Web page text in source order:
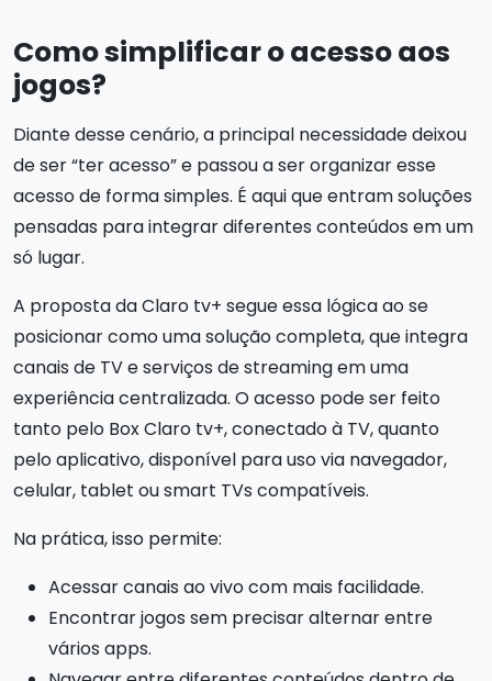
Como simplificar o acesso aos
jogos?
Diante desse cenário, a principal necessidade deixou
de ser “ter acesso” e passou a ser organizar esse
acesso de forma simples. É aqui que entram soluções
pensadas para integrar diferentes conteúdos em um
só lugar.
A proposta da Claro tv+ segue essa lógica ao se
posicionar como uma solução completa, que integra
canais de TV e serviços de streaming em uma
experiência centralizada. O acesso pode ser feito
tanto pelo Box Claro tv+, conectado à TV, quanto
pelo aplicativo, disponível para uso via navegador,
celular, tablet ou smart TVs compatíveis.
Na prática, isso permite:
Acessar canais ao vivo com mais facilidade.
Encontrar jogos sem precisar alternar entre
vários apps.